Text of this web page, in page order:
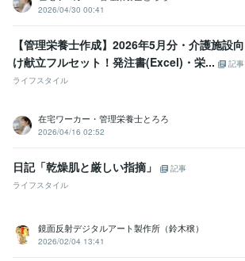
2026/04/30 00:41
【管理栄養士作成】2026年5月分・介護施設向
け献立フルセット！発注書(Excel)・栄...
記事
ライフスタイル
在宅ワーカー・管理栄養士とろろ
2026/04/16 02:52
日記「乾燥肌と厳しい指摘」
記事
ライフスタイル
鏡面反射デジタルアート製作所（鈴木穣）
2026/02/04 13:41